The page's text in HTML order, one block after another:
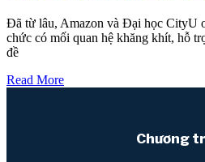
Đã từ lâu, Amazon và Đại học CityU
chức có mối quan hệ khăng khít, hỗ
đề
Read More
Chương